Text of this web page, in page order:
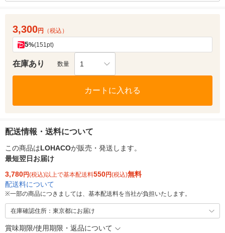
3,300円 （税込）
5%(151pt)
在庫あり 数量 1
カートに入れる
配送情報・送料について
この商品はLOHACOが販売・発送します。
最短翌日お届け
3,780円(税込)以上で基本配送料550円(税込)無料
配送料について
※一部の商品につきましては、基本配送料を当社が負担いたします。
在庫確認住所：東京都にお届け
賞味期限/使用期限・返品について